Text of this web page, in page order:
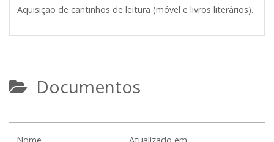
Aquisição de cantinhos de leitura (móvel e livros literários).
Documentos